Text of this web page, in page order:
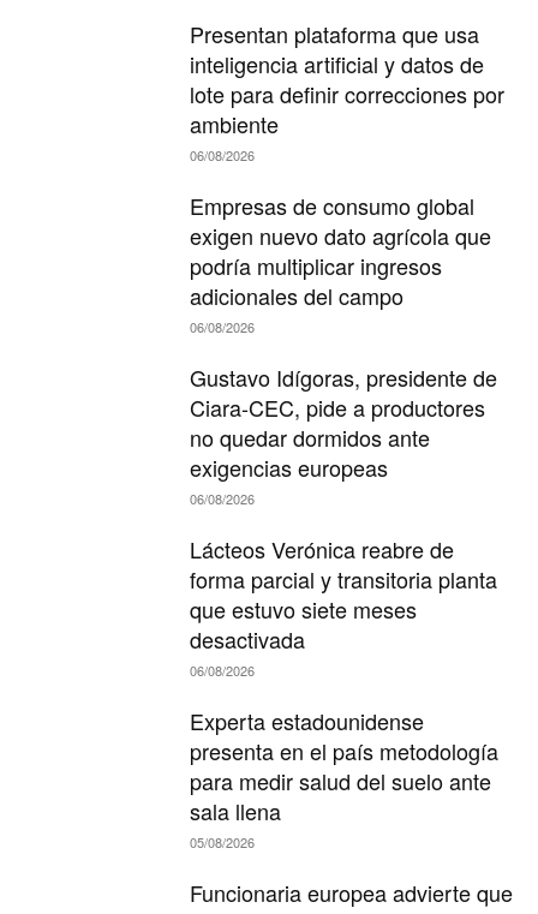
Presentan plataforma que usa
inteligencia artificial y datos de
lote para definir correcciones por
ambiente
06/08/2026
Empresas de consumo global
exigen nuevo dato agrícola que
podría multiplicar ingresos
adicionales del campo
06/08/2026
Gustavo Idígoras, presidente de
Ciara-CEC, pide a productores
no quedar dormidos ante
exigencias europeas
06/08/2026
Lácteos Verónica reabre de
forma parcial y transitoria planta
que estuvo siete meses
desactivada
06/08/2026
Experta estadounidense
presenta en el país metodología
para medir salud del suelo ante
sala llena
05/08/2026
Funcionaria europea advierte que